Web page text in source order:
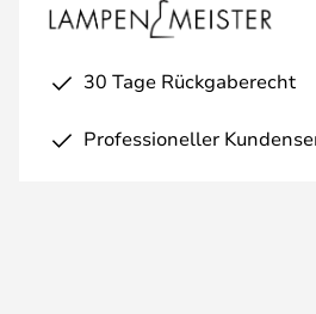
30 Tage Rückgaberecht
Professioneller